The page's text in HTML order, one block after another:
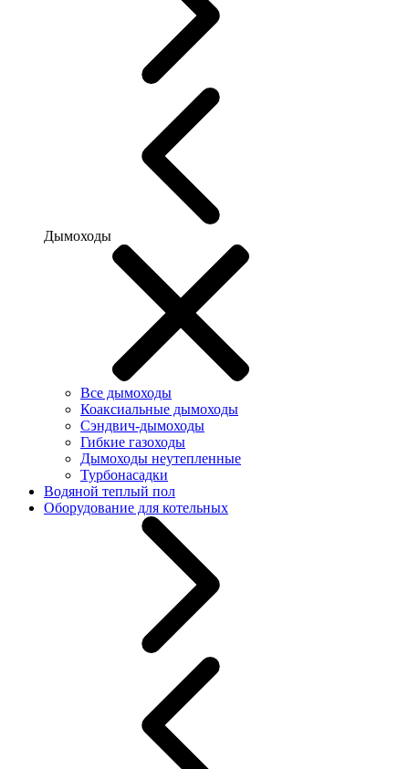
Дымоходы
Все дымоходы
Коаксиальные дымоходы
Сэндвич-дымоходы
Гибкие газоходы
Дымоходы неутепленные
Турбонасадки
Водяной теплый пол
Оборудование для котельных